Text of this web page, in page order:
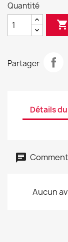
Quantité

Partager
Détails
Aucun